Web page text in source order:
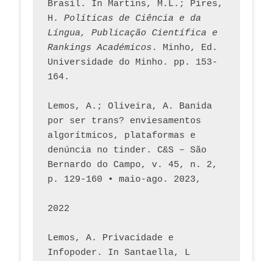
Brasil. In Martins, M.L.; Pires,
H. Políticas de Ciência e da
Língua, Publicação Científica e
Rankings Académicos . Minho, Ed.
Universidade do Minho. pp. 153-
164.
Lemos, A.; Oliveira, A. Banida
por ser trans? enviesamentos
algorítmicos, plataformas e
denúncia no tinder. C&S – São
Bernardo do Campo, v. 45, n. 2,
p. 129-160 • maio-ago. 2023,
2022
Lemos, A. Privacidade e
Infopoder. In Santaella, L